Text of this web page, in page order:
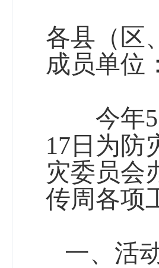
各县（区
成员单位：
今年5
17 日为防
灾委员会
传周各项
一、活